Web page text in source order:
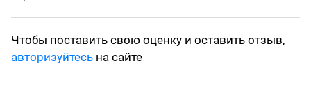
Чтобы поставить свою оценку и оставить отзыв,
авторизуйтесь на сайте